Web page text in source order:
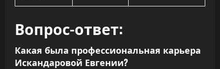
Вопрос-ответ:
Какая была профессиональная карьера
Искандаровой Евгении?